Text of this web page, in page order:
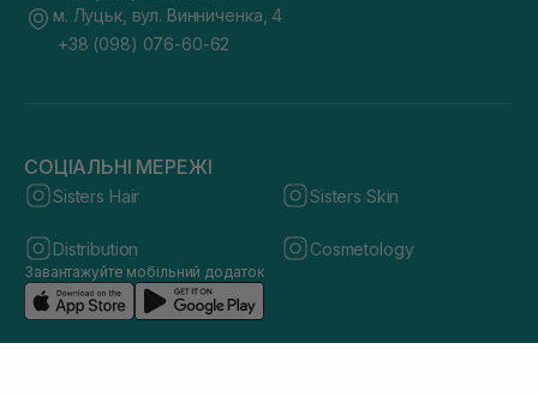
м. Луцьк, вул. Винниченка, 4
+38 (098) 076-60-62
СОЦІАЛЬНІ МЕРЕЖІ
Sisters Hair Sisters Skin
Distribution Cosmetology
Завантажуйте мобільний додаток